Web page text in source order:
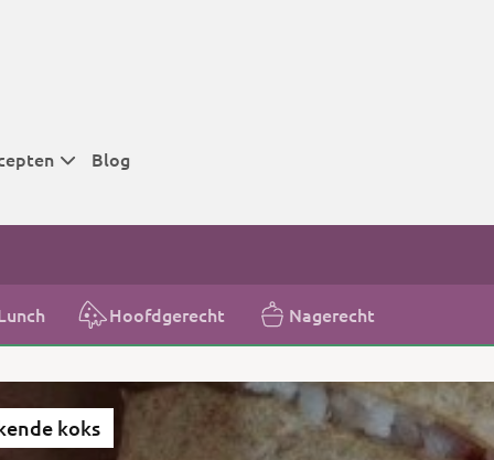
tijden
tijden
Blog
Hoofdgerecht Nagerecht
koks